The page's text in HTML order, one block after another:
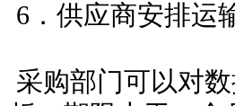
6．供应商安排运
采购部门可以对